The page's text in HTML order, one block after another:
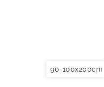
90-100x200cm